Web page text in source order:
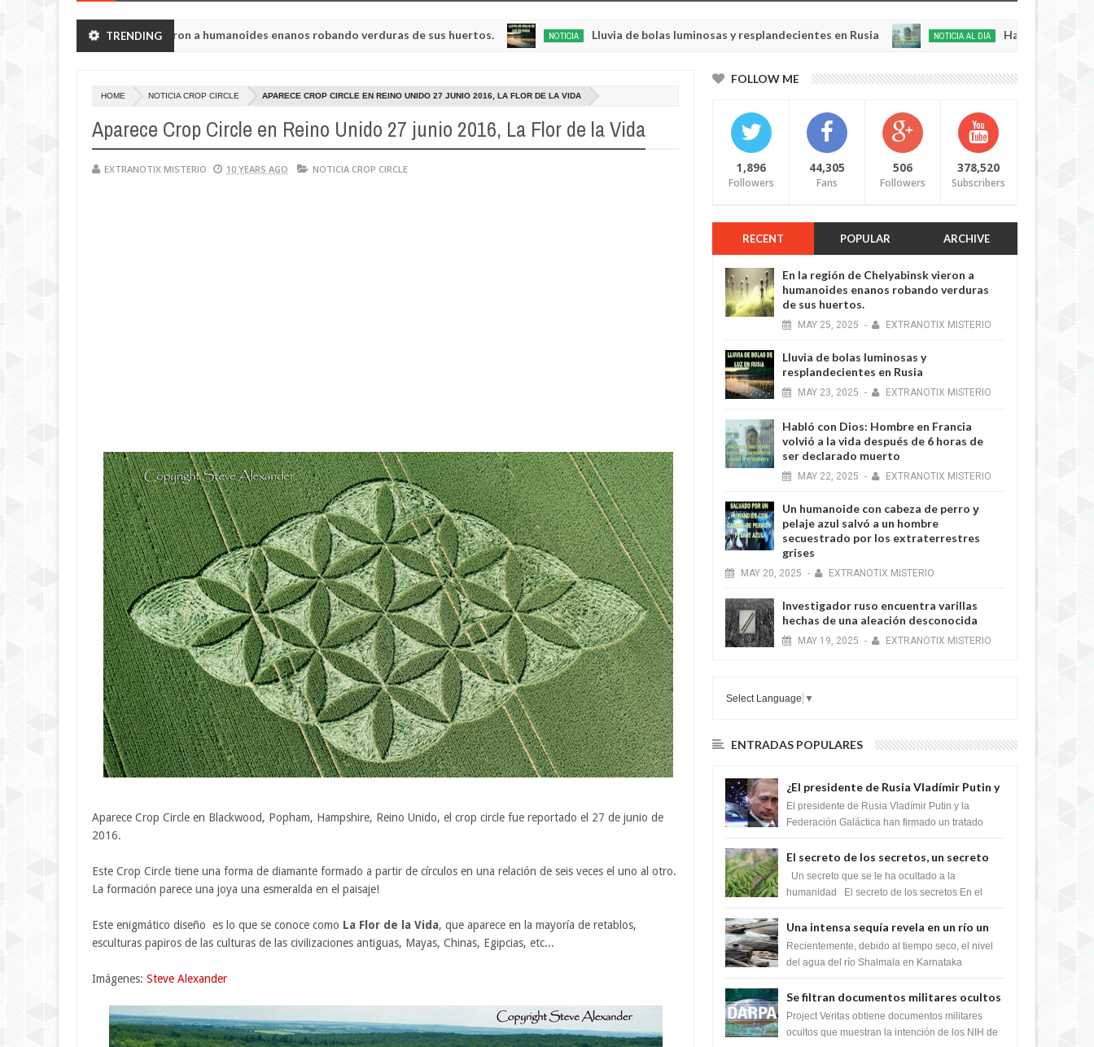
TRENDING
Chelyabinsk vieron a humanoides enanos robando verduras de sus huertos. NOTICIA Lluvia de bolas luminosas y resplandecientes en Rusia
20250
NOTICIA AL DÍA Habló con Dios: Hombre en
HOME NOTICIA CROP CIRCLE APARECE CROP CIRCLE EN REINO UNIDO 27 JUNIO 2016, LA FLOR DE LA VIDA
Aparece Crop Circle en Reino Unido 27 junio 2016, La Flor de la Vida
EXTRANOTIX MISTERIO 10 YEARS AGO NOTICIA CROP CIRCLE
Aparece Crop Circle en Blackwood, Popham, Hampshire, Reino Unido, el crop circle fue reportado el 27 de junio de
2016.
Este Crop Circle tiene una forma de diamante formado a partir de círculos en una relación de seis veces el uno al otro.
La formación parece una joya una esmeralda en el paisaje!
Este enigmático diseño es lo que se conoce como La Flor de la Vida, que aparece en la mayoría de retablos,
esculturas papiros de las culturas de las civilizaciones antiguas, Mayas, Chinas, Egipcias, etc...
Imágenes: Steve Alexander
FOLLOW ME
1,896
Followers
44,305
Fans
506
Followers
378,520
Subscribers
RECENT POPULAR ARCHIVE
En la región de Chelyabinsk vieron a
humanoides enanos robando verduras
de sus huertos.
MAY 25, 2025 - EXTRANOTIX MISTERIO
Lluvia de bolas luminosas y
resplandecientes en Rusia
MAY 23, 2025 - EXTRANOTIX MISTERIO
Habló con Dios: Hombre en Francia
volvió a la vida después de 6 horas de
ser declarado muerto
MAY 22, 2025 - EXTRANOTIX MISTERIO
Un humanoide con cabeza de perro у
pelaje azul salvó a un hombre
secuestrado por los extraterrestres
grises
MAY 20, 2025 - EXTRANOTIX MISTERIO
Investigador ruso encuentra varillas
hechas de una aleación desconocida
MAY 19, 2025 - EXTRANOTIX MISTERIO
Select Language ▼
ENTRADAS POPULARES
¿El presidente de Rusia Vladímir Putin y
la Federación Galactica han firmado un
tratado para acabar con los Sionistas?
El presidente de Rusia Vladímir Putin y la
Federación Galáctica han firmado un tratado
Si...
El secreto de los secretos, un secreto
que cambiaría por completo el destino
de la humanidad
Un secreto que se le ha ocultado a la
humanidad El secreto de los secretos En el
m...
Una intensa sequía revela en un río un
impresionante hallazgo de miles de
Shiva Lingas
Recientemente, debido al tiempo seco, el nivel
del agua del río Shalmala en Karnataka
Shiv...
Se filtran documentos militares ocultos
que muestran la intención de los NIH de
crear el SARS-CoV-2, utilizando la
Project Veritas obtiene documentos militares
ocultos que muestran la intención de los NIH de